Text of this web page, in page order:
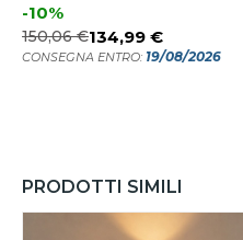
-10%
150,06 €134,99 €
CONSEGNA ENTRO: 19/08/2026
PRODOTTI SIMILI